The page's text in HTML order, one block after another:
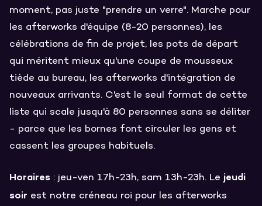
moment, pas juste "prendre un verre". Marche pour
les afterworks d'équipe (8-20 personnes), les
célébrations de fin de projet, les pots de départ
qui méritent mieux qu'une coupe de mousseux
tiède au bureau, les afterworks d'intégration de
nouveaux arrivants. C'est le seul format de cette
liste qui scale jusqu'à 80 personnes sans se déliter
- parce que les bornes font circuler les gens et
cassent les groupes habituels.
Horaires : jeu-ven 17h-23h, sam 13h-23h. Le jeudi
soir est notre créneau roi pour les afterworks